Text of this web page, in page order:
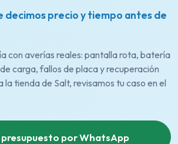
decimos precio y tiempo antes de
con averías reales: pantalla rota, batería
carga, fallos de placa y recuperación
la tienda de Salt, revisamos tu caso en el
presupuesto por WhatsApp